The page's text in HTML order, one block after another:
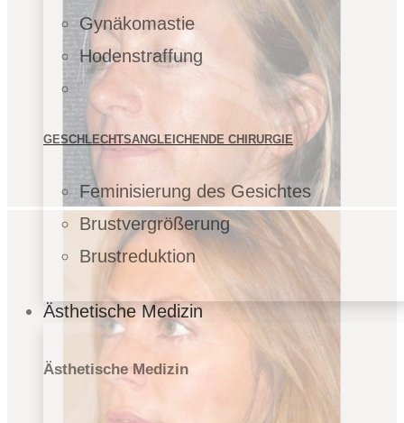
Gynäkomastie
Hodenstraffung
GESCHLECHTSANGLEICHENDE CHIRURGIE
Feminisierung des Gesichtes
Brustvergrößerung
Brustreduktion
Ästhetische Medizin
Ästhetische Medizin